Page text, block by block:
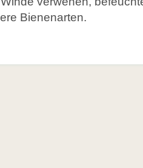
Bienenarten.